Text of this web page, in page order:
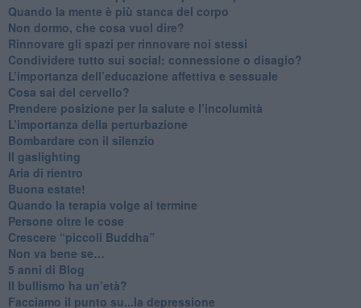
​Quando la mente è più stanca del corpo
Non dormo, che cosa vuol dire?
​Rinnovare gli spazi per rinnovare noi stessi
​Condividere tutto sui social: connessione o disagio?
​L’importanza dell’educazione affettiva e sessuale
​Cosa sai del cervello?
Prendere posizione per la salute e l’incolumità
L’importanza della perturbazione
​Bombardare con il silenzio
Il gaslighting
Aria di rientro
Buona estate!
​Quando la terapia volge al termine
​Persone oltre le cose
​Crescere “piccoli Buddha”
Non va bene se…
​5 anni di Blog
​Il bullismo ha un’età?
Facciamo il punto su...la depressione